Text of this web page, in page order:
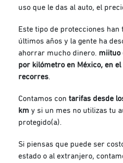
uso que le das al auto, el
Este tipo de protecciones han
últimos años y la gente ha
ahorrar mucho dinero. miituo
por kilómetro en México, en
recorres.
Contamos con tarifas desde
km y si un mes no utilizas tu
protegido(a).
Si piensas que puede ser
estado o al extranjero,